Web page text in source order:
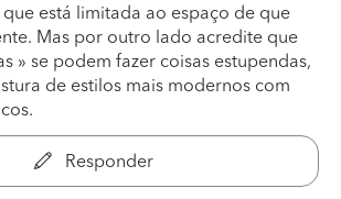
está limitada ao espaço de que
Mas por outro lado acredite que
» se podem fazer coisas estupendas,
de estilos mais modernos com
Responder